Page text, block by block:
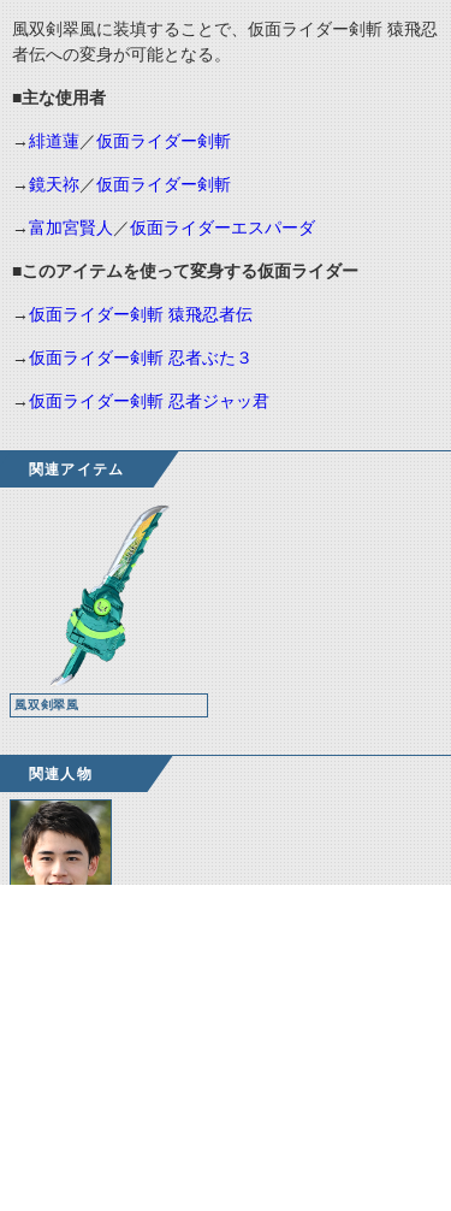
風双剣翠風に装填することで、仮面ライダー剣斬 猿飛忍
者伝への変身が可能となる。
■主な使用者
→緋道蓮／仮面ライダー剣斬
→鏡天祢／仮面ライダー剣斬
→富加宮賢人 ／仮面ライダーエスパーダ
■このアイテムを使って変身する仮面ライダー
→仮面ライダー剣斬 猿飛忍者伝
→仮面ライダー剣斬 忍者ぶた３
→仮面ライダー剣斬 忍者ジャッ君
関連アイテム
風双剣翠風
関連人物